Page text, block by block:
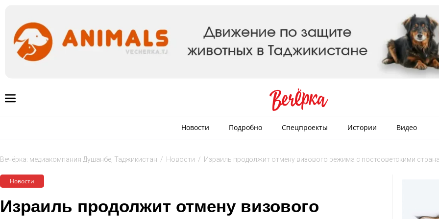
Новости Подробно Спецпроекты Истории Видео
Вечёрка: медиакомпания Душанбе, Таджикистан / Новости / Израиль продолжит отмену визового режима с постсоветскими
Новости
Израиль продолжит отмену визового